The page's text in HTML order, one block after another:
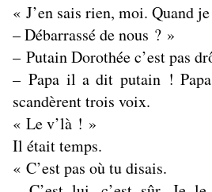
« J’en sais rien, moi. Quand
– Débarrassé de nous ? »
– Putain Dorothée c’est pas
– Papa il a dit putain !
scandèrent trois voix.
« Le v’là ! »
Il était temps.
« C’est pas où tu disais.